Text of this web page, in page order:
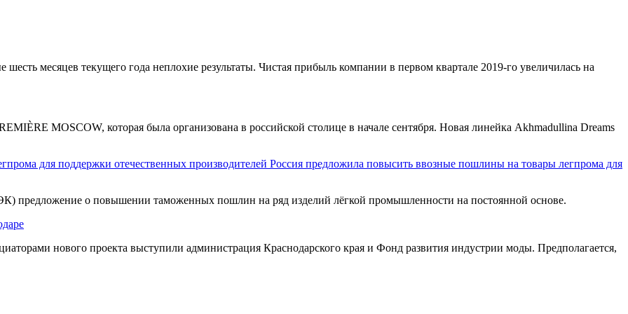
месяцев текущего года неплохие результаты. Чистая прибыль компании в первом квартале 2019-го увеличилась на
MOSCOW, которая была организована в российской столице в начале сентября. Новая линейка Akhmadullina Dreams
Россия предложила повысить ввозные пошлины на товары легпрома для
предложение о повышении таможенных пошлин на ряд изделий лёгкой промышленности на постоянной основе.
нового проекта выступили администрация Краснодарского края и Фонд развития индустрии моды. Предполагается,